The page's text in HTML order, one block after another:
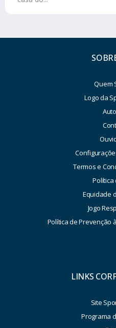
Quem
Logo da
Termos e
Política
Equidade
Jogo
Política de Prevenção
LINKS
Site
Programa